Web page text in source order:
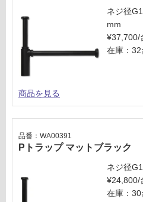
ネジ径
mm
¥37,700/
在庫：32
商品を見る
Pトラップ マットブラック
品番：WA00391
ネジ径
¥24,800/
在庫：30